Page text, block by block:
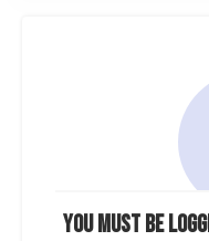
You must be